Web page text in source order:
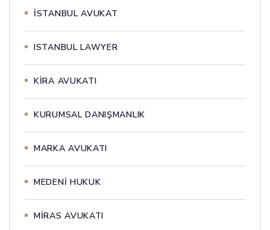
İSTANBUL AVUKAT
ISTANBUL LAWYER
KİRA AVUKATI
KURUMSAL DANIŞMANLIK
MARKA AVUKATI
MEDENİ HUKUK
MİRAS AVUKATI